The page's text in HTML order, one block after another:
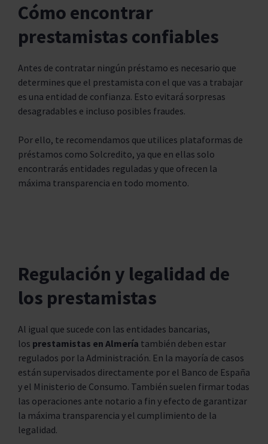
Cómo encontrar
prestamistas confiables
Antes de contratar ningún préstamo es necesario que
determines que el prestamista con el que vas a trabajar
es una entidad de confianza. Esto evitará sorpresas
desagradables e incluso posibles fraudes.
Por ello, te recomendamos que utilices plataformas de
préstamos como Solcredito, ya que en ellas solo
encontrarás entidades reguladas y que ofrecen la
máxima transparencia en todo momento.
Regulación y legalidad de
los prestamistas
Al igual que sucede con las entidades bancarias,
los prestamistas en Almería también deben estar
regulados por la Administración. En la mayoría de casos
están supervisados directamente por el Banco de España
y el Ministerio de Consumo. También suelen firmar todas
las operaciones ante notario a fin y efecto de garantizar
la máxima transparencia y el cumplimiento de la
legalidad.